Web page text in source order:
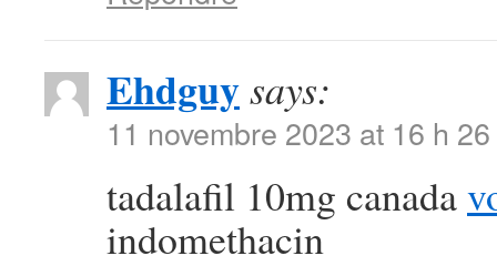
Ehdguysays:
11 novembre 2023 at 16 h
tadalafil 10mg canada
indomethacin